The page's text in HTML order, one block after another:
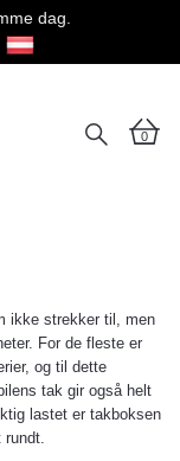
dag.
0
ikke strekker til, men
For de fleste er
og til dette
tak gir også helt
lastet er takboksen